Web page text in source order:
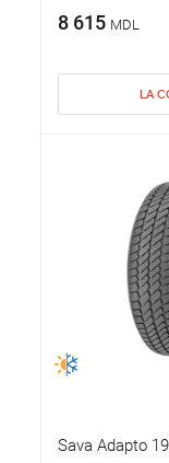
8 615 MDL
LA
Sava Adapto